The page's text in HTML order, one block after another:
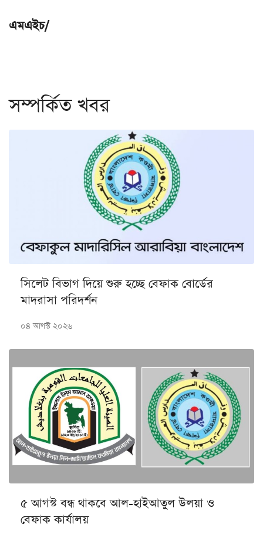
এমএইচ/
সম্পর্কিত খবর
সিলেট বিভাগ দিয়ে শুরু হচ্ছে বেফাক বোর্ডের
মাদরাসা পরিদর্শন
০৪ আগস্ট ২০২৬
৫ আগস্ট বন্ধ থাকবে আল-হাইআতুল উলয়া ও
বেফাক কার্যালয়